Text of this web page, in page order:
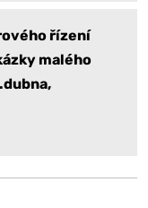
řízení
malého